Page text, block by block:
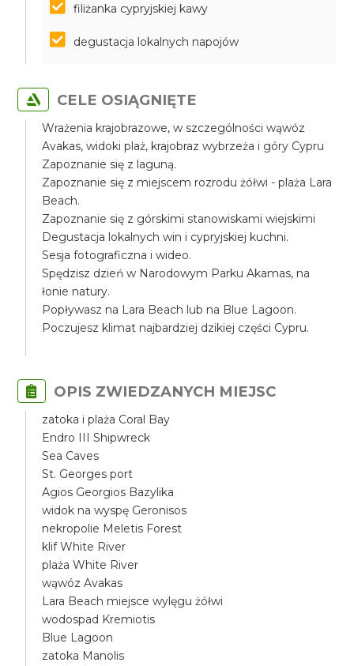
filiżanka cypryjskiej kawy
degustacja lokalnych napojów
CELE OSIĄGNIĘTE
Wrażenia krajobrazowe, w szczególności wąwóz
Avakas, widoki plaż, krajobraz wybrzeża i góry Cypru
Zapoznanie się z laguną.
Zapoznanie się z miejscem rozrodu żółwi - plaża Lara
Beach.
Zapoznanie się z górskimi stanowiskami wiejskimi
Degustacja lokalnych win i cypryjskiej kuchni.
Sesja fotograficzna i wideo.
Spędzisz dzień w Narodowym Parku Akamas, na
łonie natury.
Popływasz na Lara Beach lub na Blue Lagoon.
Poczujesz klimat najbardziej dzikiej części Cypru.
OPIS ZWIEDZANYCH MIEJSC
zatoka i plaża Coral Bay
Endro III Shipwreck
Sea Caves
St. Georges port
Agios Georgios Bazylika
widok na wyspę Geronisos
nekropolie Meletis Forest
klif White River
plaża White River
wąwóz Avakas
Lara Beach miejsce wylęgu żółwi
wodospad Kremiotis
Blue Lagoon
zatoka Manolis